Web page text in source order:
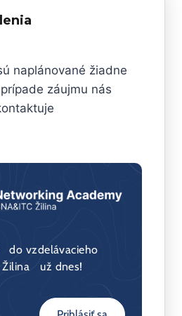
naplánované žiadne
záujmu nás
do vzdelávacieho
Žilina už dnes!